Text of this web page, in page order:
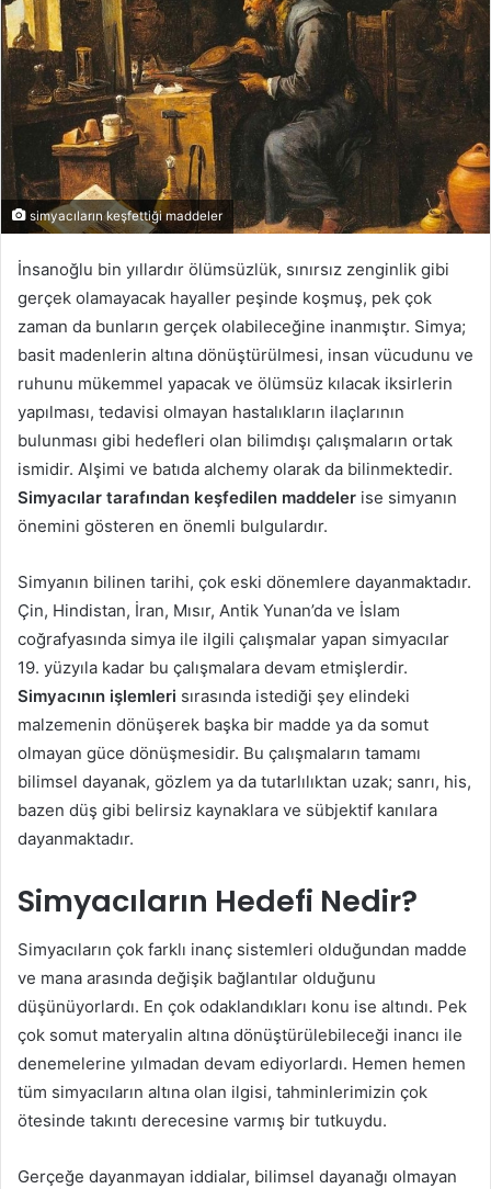
simyacıların keşfettiği maddeler
İnsanoğlu bin yıllardır ölümsüzlük, sınırsız zenginlik gibi
gerçek olamayacak hayaller peşinde koşmuş, pek çok
zaman da bunların gerçek olabileceğine inanmıştır. Simya;
basit madenlerin altına dönüştürülmesi, insan vücudunu ve
ruhunu mükemmel yapacak ve ölümsüz kılacak iksirlerin
yapılması, tedavisi olmayan hastalıkların ilaçlarının
bulunması gibi hedefleri olan bilimdışı çalışmaların ortak
ismidir. Alşimi ve batıda alchemy olarak da bilinmektedir.
Simyacılar tarafından keşfedilen maddeler ise simyanın
önemini gösteren en önemli bulgulardır.
Simyanın bilinen tarihi, çok eski dönemlere dayanmaktadır.
Çin, Hindistan, İran, Mısır, Antik Yunan’da ve İslam
coğrafyasında simya ile ilgili çalışmalar yapan simyacılar
19. yüzyıla kadar bu çalışmalara devam etmişlerdir.
Simyacının işlemleri sırasında istediği şey elindeki
malzemenin dönüşerek başka bir madde ya da somut
olmayan güce dönüşmesidir. Bu çalışmaların tamamı
bilimsel dayanak, gözlem ya da tutarlılıktan uzak; sanrı, his,
bazen düş gibi belirsiz kaynaklara ve sübjektif kanılara
dayanmaktadır.
Simyacıların Hedefi Nedir?
Simyacıların çok farklı inanç sistemleri olduğundan madde
ve mana arasında değişik bağlantılar olduğunu
düşünüyorlardı. En çok odaklandıkları konu ise altındı. Pek
çok somut materyalin altına dönüştürülebileceği inancı ile
denemelerine yılmadan devam ediyorlardı. Hemen hemen
tüm simyacıların altına olan ilgisi, tahminlerimizin çok
ötesinde takıntı derecesine varmış bir tutkuydu.
Gerçeğe dayanmayan iddialar, bilimsel dayanağı olmayan